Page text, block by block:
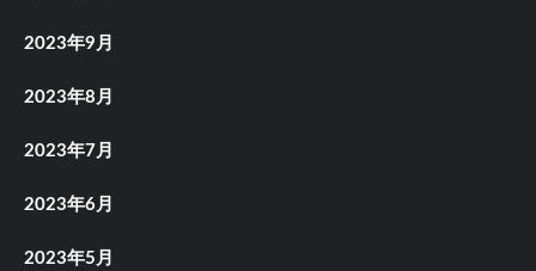
2023年9月
2023年8月
2023年7月
2023年6月
2023年5月